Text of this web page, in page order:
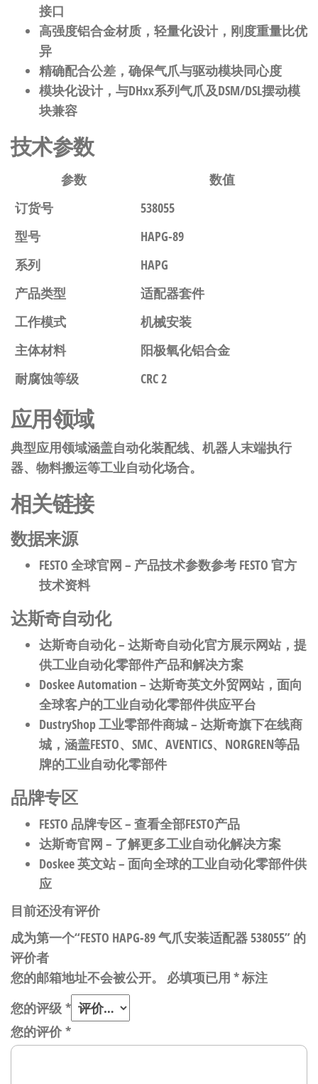
接口
高强度铝合金材质，轻量化设计，刚度重量比优
异
精确配合公差，确保气爪与驱动模块同心度
模块化设计，与DHxx系列气爪及DSM/DSL摆动模
块兼容
技术参数
参数
数值
订货号
538055
型号
HAPG-89
系列
HAPG
产品类型
适配器套件
工作模式
机械安装
主体材料
阳极氧化铝合金
耐腐蚀等级
CRC 2
应用领域
典型应用领域涵盖自动化装配线、机器人末端执行
器、物料搬运等工业自动化场合。
相关链接
数据来源
FESTO 全球官网 – 产品技术参数参考 FESTO 官方
技术资料
达斯奇自动化
达斯奇自动化– 达斯奇自动化官方展示网站，提
供工业自动化零部件产品和解决方案
Doskee Automation– 达斯奇英文外贸网站，面向
全球客户的工业自动化零部件供应平台
DustryShop 工业零部件商城– 达斯奇旗下在线商
城，涵盖FESTO、SMC、AVENTICS、NORGREN等品
牌的工业自动化零部件
品牌专区
FESTO 品牌专区– 查看全部FESTO产品
达斯奇官网 – 了解更多工业自动化解决方案
Doskee 英文站– 面向全球的工业自动化零部件供
应
目前还没有评价
成为第一个“FESTO HAPG-89 气爪安装适配器 538055” 的
评价者
您的邮箱地址不会被公开。
必填项已用 *标注
您的评级 *
您的评价*